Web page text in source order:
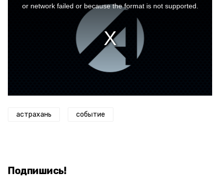
or network failed or because the format is not supported.
астрахань событие
Подпишись!